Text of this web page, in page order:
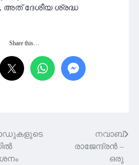
അത് ദേശീയ ശ്രദ്ധ
Share this…
നവാബ്
രാജേന്ദ്രൻ –
ഒരു